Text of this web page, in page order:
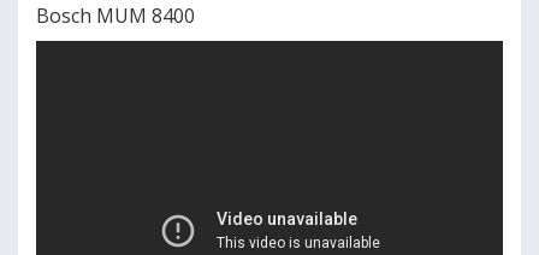
Bosch MUM 8400